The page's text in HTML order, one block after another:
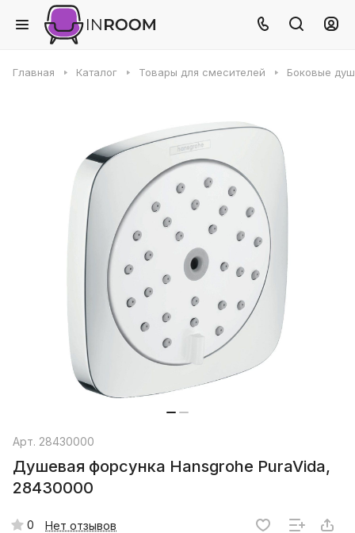
Главная Каталог Товары для смесителей Боковые
Арт. 28430000
Душевая форсунка Hansgrohe PuraVida,
28430000
0 Нет отзывов